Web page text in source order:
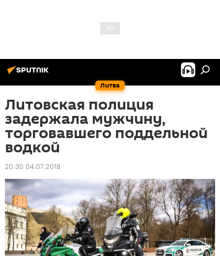
Литва
Литовская полиция
задержала мужчину,
торговавшего поддельной
водкой
20:30 04.07.2018